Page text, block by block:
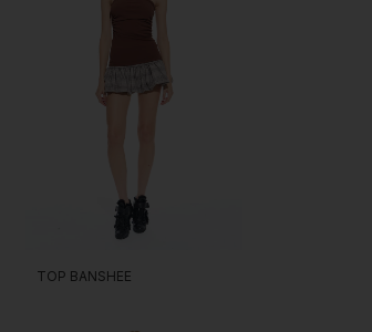
TOP BANSHEE